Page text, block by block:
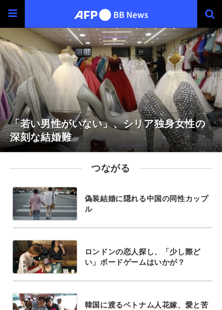
「若い男性がいない」、シリア独身女性の
深刻な結婚難
つながる
偽装結婚に隠れる中国の同性カップ
ル
ロンドンの恋人探し、「少し際ど
い」ボードゲームはいかが？
韓国に渡るベトナム人花嫁、愛と苦